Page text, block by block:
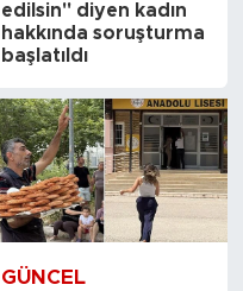
edilsin" diyen kadın
hakkında soruşturma
başlatıldı
GÜNCEL